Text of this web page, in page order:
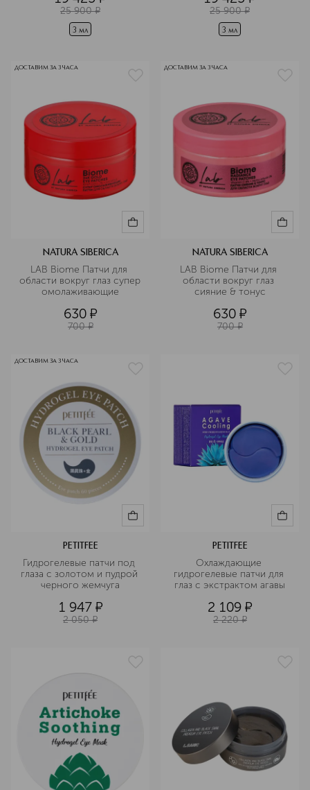
25 900 ¤
3 мл
25 900 ¤
3 мл
ДОСТАВИМ ЗА 3 ЧАСА
NATURA SIBERICA
LAB Biome Патчи для
области вокруг глаз супер
омолаживающие
630 ¤
700 ¤
ДОСТАВИМ ЗА 3 ЧАСА
NATURA SIBERICA
LAB Biome Патчи для
области вокруг глаз
сияние & тонус
630 ¤
700 ¤
ДОСТАВИМ ЗА 3 ЧАСА
PETITFEE
Гидрогелевые патчи под
глаза с золотом и пудрой
черного жемчуга
1 947 ¤
2 050 ¤
PETITFEE
Охлаждающие
гидрогелевые патчи для
глаз с экстрактом агавы
2 109 ¤
2 220 ¤